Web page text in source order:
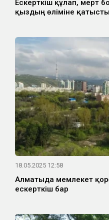
Ескерткіш құлап, мерт
қыздың өліміне
18.05.2025 12:58
Алматыда мемлекет
ескерткіш бар